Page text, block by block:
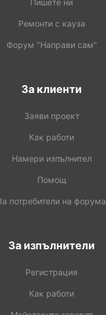
Пишете ни
Ремонти с кауза
Форум "Направи сам"
За клиенти
Заяви проект
Как работи
Намери изпълнител
Помощ
потребители на форума
За изпълнители
Регистрация
Как работи